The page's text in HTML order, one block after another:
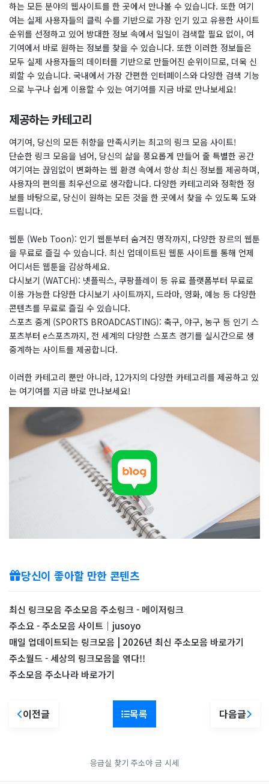
하는 모든 분야의 웹사이트를 한 곳에서 만나볼 수 있습니다. 또한 여기
여는 실제 사용자들의 클릭 수를 기반으로 가장 인기 있고 유용한 사이트
순위를 선정하고 있어 방대한 정보 속에서 일일이 검색할 필요 없이, 여
기여에서 바로 원하는 정보를 찾을 수 있습니다. 또한 이러한 정보들은
모두 실제 사용자들의 데이터를 기반으로 만들어진 순위이므로, 더욱 신
뢰할 수 있습니다. 국내에서 가장 간편한 인터페이스와 다양한 검색 기능
으로 누구나 쉽게 이용할 수 있는 여기여를 지금 바로 만나보세요!
제공하는 카테고리
여기여, 당신의 모든 취향을 만족시키는 최고의 링크 모음 사이트!
단순한 링크 모음을 넘어, 당신의 삶을 풍요롭게 만들어 줄 특별한 공간
여기여는 끊임없이 변화하는 웹 환경 속에서 항상 최신 정보를 제공하며,
사용자의 편의를 최우선으로 생각합니다. 다양한 카테고리와 정확한 정
보를 바탕으로, 당신이 원하는 모든 것을 한 곳에서 찾을 수 있도록 도와
드립니다.
웹툰 (Web Toon): 인기 웹툰부터 숨겨진 명작까지, 다양한 장르의 웹툰
을 무료로 즐길 수 있습니다. 최신 업데이트된 웹툰 사이트를 통해 언제
어디서든 웹툰을 감상하세요.
다시보기 (WATCH): 넷플릭스, 쿠팡플레이 등 유료 플랫폼부터 무료로
이용 가능한 다양한 다시보기 사이트까지, 드라마, 영화, 예능 등 다양한
콘텐츠를 무료로 즐길 수 있습니다.
스포츠 중계 (SPORTS BROADCASTING): 축구, 야구, 농구 등 인기 스
포츠부터 e스포츠까지, 전 세계의 다양한 스포츠 경기를 실시간으로 생
중계하는 사이트를 제공합니다.
​이러한 카테고리 뿐만 아니라, 12가지의 다양한 카테고리를 제공하고 있
는 여기여를 지금 바로 만나보세요!
당신이 좋아할 만한 콘텐츠
최신 링크모음 주소모음 주소링크 - 메이저링크
주소요 - 주소모음 사이트｜jusoyo
매일 업데이트되는 링크모음 | 2026년 최신 주소모음 바로가기
주소월드 - 세상의 링크모음을 엮다!!
주소모음 주소나라 바로가기
이전글 목록 다음글
응급실 찾기 주소야 금 시세